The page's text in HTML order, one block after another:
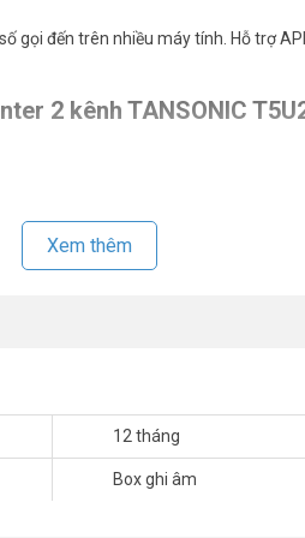
gọi đến trên nhiều máy tính. Hỗ trợ
2 kênh TANSONIC
Xem thêm
12 tháng
Box ghi âm